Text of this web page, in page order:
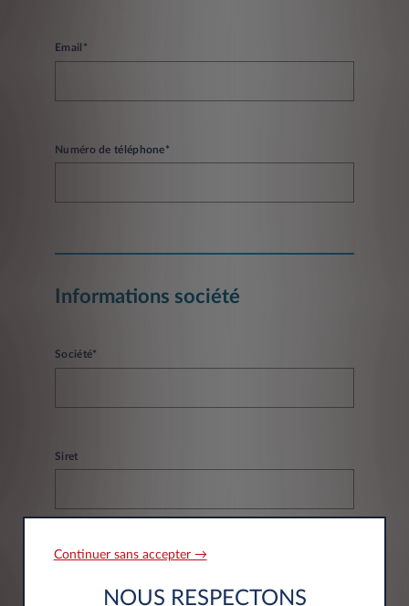
Email*
Numéro de téléphone*
Informations société
Société*
Siret
Continuer sans accepter →
NOUS RESPECTONS